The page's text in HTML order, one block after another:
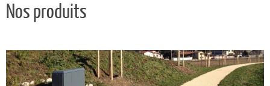
Nos produits